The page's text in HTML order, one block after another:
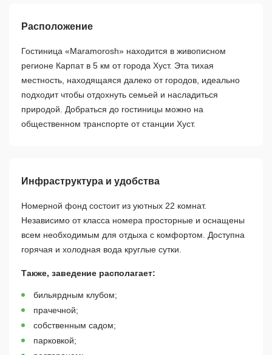
Расположение
Гостиница «Maramorosh» находится в живописном
регионе Карпат в 5 км от города Хуст. Эта тихая
местность, находящаяся далеко от городов, идеально
подходит чтобы отдохнуть семьей и насладиться
природой. Добраться до гостиницы можно на
общественном транспорте от станции Хуст.
Инфраструктура и удобства
Номерной фонд состоит из уютных 22 комнат.
Независимо от класса номера просторные и оснащены
всем необходимым для отдыха с комфортом. Доступна
горячая и холодная вода круглые сутки.
Также, заведение располагает:
бильярдным клубом;
прачечной;
собственным садом;
парковкой;